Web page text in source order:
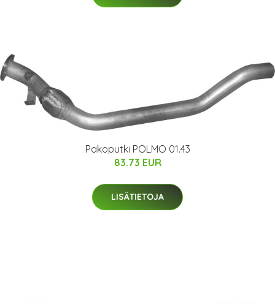
Pakoputki POLMO 01.43
83.73 EUR
LISÄTIETOJA